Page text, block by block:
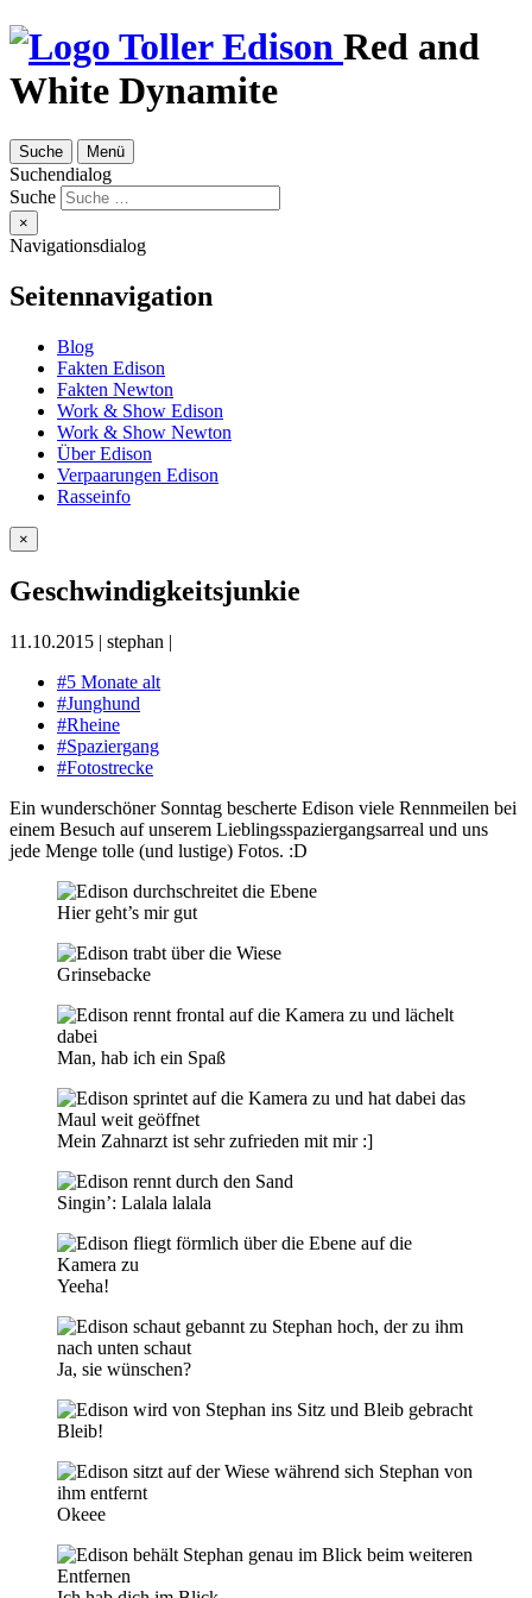
Red and
White Dynamite
Suche Menü
Suchendialog
Suche
×
Navigationsdialog
Seitennavigation
Blog
Fakten Edison
Fakten Newton
Work & Show Edison
Work & Show Newton
Über Edison
Verpaarungen Edison
Rasseinfo
×
Geschwindigkeitsjunkie
11.10.2015 | stephan |
#5 Monate alt
#Junghund
#Rheine
#Spaziergang
#Fotostrecke
Ein wunderschöner Sonntag bescherte Edison viele Rennmeilen bei
einem Besuch auf unserem Lieblingsspaziergangsarreal und uns
jede Menge tolle (und lustige) Fotos. :D
Hier geht’s mir gut
Grinsebacke
Man, hab ich ein Spaß
Mein Zahnarzt ist sehr zufrieden mit mir :]
Singin’: Lalala lalala
Yeeha!
Ja, sie wünschen?
Bleib!
Okeee